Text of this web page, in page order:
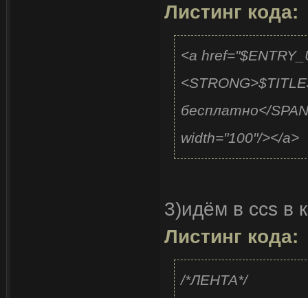
Листинг кода:
<a
бесплатно</
width="100"/></a>
3)идём в ccs в
Листинг кода:
/*ЛЕНТА*/